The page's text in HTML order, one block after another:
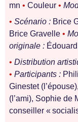
mn • Couleur •
• Scénario : Brice
Brice Gravelle •
originale :
• Distribution
• Participants :
Ginestet
(l’ami), Sophie de
conseiller «